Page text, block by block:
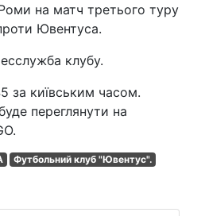
на матч третього туру
Ювентуса.
клубу.
за київським часом.
переглянути на
Футбольний клуб "Ювентус".